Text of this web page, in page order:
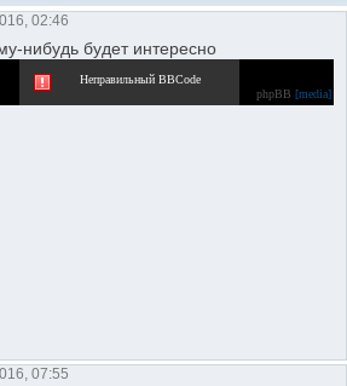
02:46
нибудь будет интересно
Неправильный BBCode
phpBB[media]
07:55